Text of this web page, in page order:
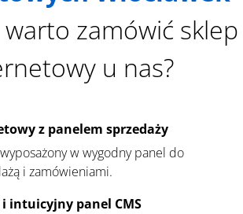
warto zamówić sklep
u nas?
z panelem sprzedaży
w wygodny panel do
i zamówieniami.
intuicyjny panel CMS